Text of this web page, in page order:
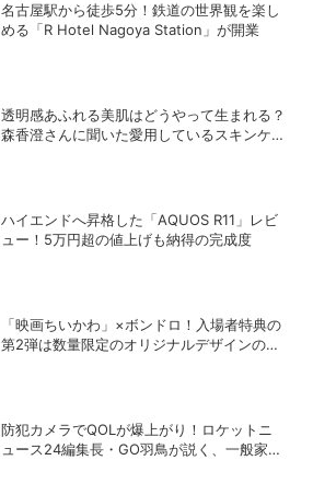
名古屋駅から徒歩5分！鉄道の世界観を楽し
める「R Hotel Nagoya Station」が開業
透明感あふれる美肌はどうやって生まれる？
森香澄さんに聞いた愛用しているスキンケア
ハイエンドへ昇格した「AQUOS R11」レビ
ュー！5万円超の値上げも納得の完成度
「映画ちいかわ」×ボンドロ！入場者特典の
第2弾は数量限定のオリジナルデザインのボ
防犯カメラでQOLが爆上がり！ロケットニ
ュース24編集長・GO羽鳥が説く、一般家庭